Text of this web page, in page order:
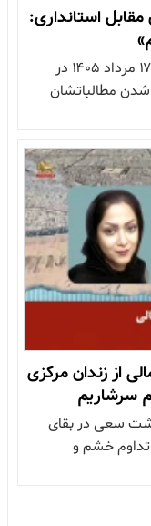
استانداری:
بازنشستگان مخابرات اصفهان روز شنبه ۱۷ مرداد ۱۴۰۵ در
شدن مطالباتشان
معترض با
جمله شعار دادند:
از زندان مرکزی
سرشاریم
سعی در بقای
تداوم خشم و
بشری برای
از زندانیان
صوتی،…